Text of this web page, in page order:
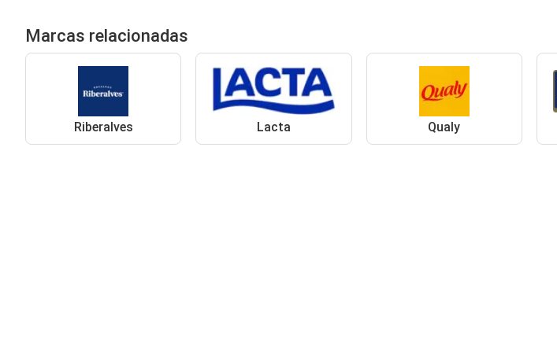
Marcas relacionadas
Riberalves Lacta Qualy